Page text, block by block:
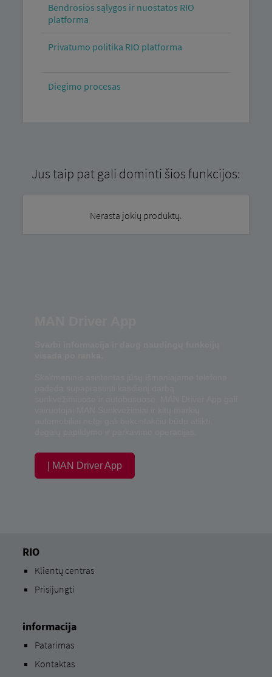
Bendrosios sąlygos ir nuostatos RIO
platforma
Privatumo politika RIO platforma
Diegimo procesas
Jus taip pat gali dominti šios funkcijos:
Nerasta jokių produktų.
Į MAN Driver App
RIO
Klientų centras
Prisijungti
informacija
Patarimas
Kontaktas